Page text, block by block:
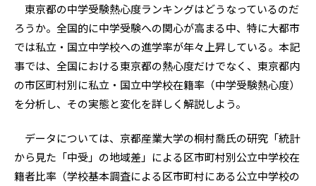
東京都の中学受験熱心度ランキングはどうなっているのだ
ろうか。全国的に中学受験への関心が高まる中、特に大都市
では私立・国立中学校への進学率が年々上昇している。本記
事では、全国における東京都の熱心度だけでなく、東京都内
の市区町村別に私立・国立中学校在籍率（中学受験熱心度）
を分析し、その実態と変化を詳しく解説しよう。
データについては、京都産業大学の桐村喬氏の研究「統計
から見た「中受」の地域差」による区市町村別公立中学校在
籍者比率（学校基本調査による区市町村にある公立中学校の